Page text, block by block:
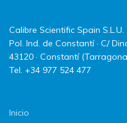
Calibre Scientific Spain S.L.U.
Pol. Ind. de Constantí · C/
43120 · Constantí
Tel. +34 977 524 477
Inicio